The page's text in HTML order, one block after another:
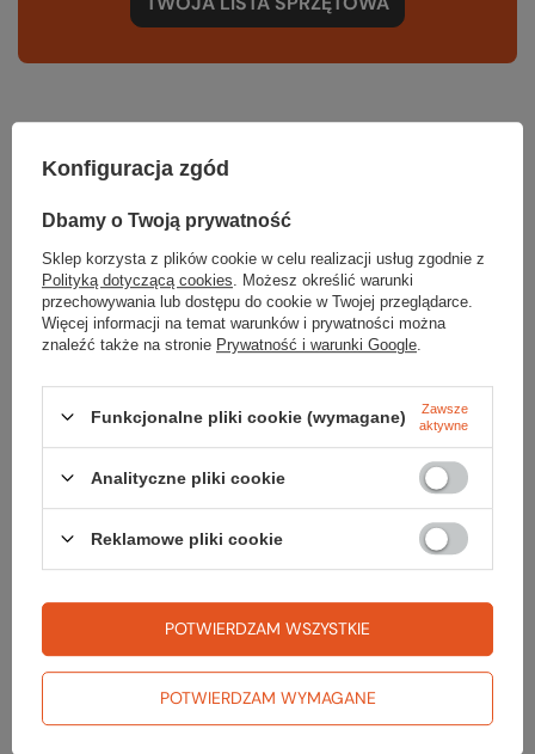
Gwarancja
RĘKOJMIA 24 M-CE
Na sprzedawane produkty udzielana jest 24-miesięczna rękojmia na
podstawie ustawy z dnia 30 maja 2014r. o prawach konsumenta.
PODMIOT ODPOWIEDZIALNY ZA TEN PRODUKT NA TERENIE UE
RP Climbing s. r. o. Więcej
Potrzebujesz pomocy? Masz pytania?
Napisz swoją opinię
Konfiguracja zgód
Dbamy o Twoją prywatność
Sklep korzysta z plików cookie w celu realizacji usług zgodnie z
Polityką dotyczącą cookies . Możesz określić warunki
przechowywania lub dostępu do cookie w Twojej przeglądarce.
Więcej informacji na temat warunków i prywatności można
znaleźć także na stronie Prywatność i warunki Google
Funkcjonalne pliki cookie (wymagane)
Zawsze
aktywne
Analityczne pliki cookie
Reklamowe pliki cookie
POTWIERDZAM WYMAGANE
POTWIERDZAM WSZYSTKIE